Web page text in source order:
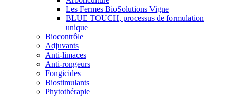
Les Fermes BioSolutions Vigne
BLUE TOUCH, processus de formulation
unique
Biocontrôle
Adjuvants
Anti-limaces
Anti-rongeurs
Fongicides
Biostimulants
Phytothérapie